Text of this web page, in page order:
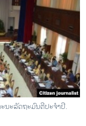
ນະລັດຖະມົນຕີປະຈຳປີ.